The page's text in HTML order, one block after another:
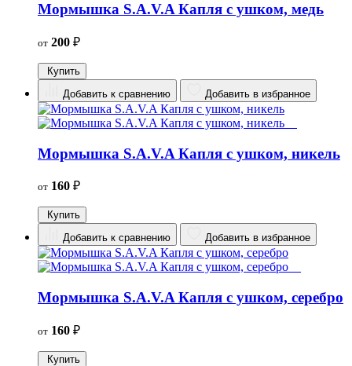
Мормышка S.A.V.A Капля с ушком, медь
от 200 ₽
Купить
Добавить к сравнению
Добавить в избранное
Мормышка S.A.V.A Капля с ушком, никель
от 160 ₽
Купить
Добавить к сравнению
Добавить в избранное
Мормышка S.A.V.A Капля с ушком, серебро
от 160 ₽
Купить